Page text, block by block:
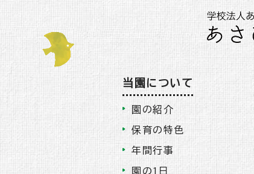
当園について
園の紹介
保育の特色
年間行事
園の1日